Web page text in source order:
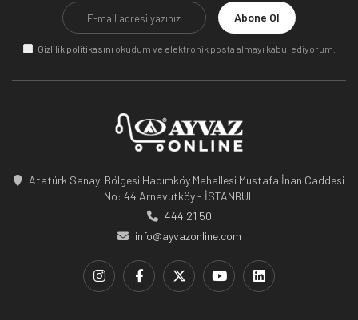
Abone Ol
Gizlilik politikasını okudum ve elektronik posta almayı kabul ediyorum.
Atatürk Sanayi Bölgesi Hadımköy Mahallesi Mustafa İnan Caddesi
No: 44 Arnavutköy - İSTANBUL
444 21 50
info@ayvazonline.com